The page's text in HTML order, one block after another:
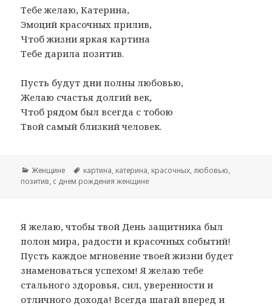
Тебе желаю, Катерина,
Эмоций красочных прилив,
Чтоб жизни яркая картина
Тебе дарила позитив.
Пусть будут дни полны любовью,
Желаю счастья долгий век,
Чтоб рядом был всегда с тобою
Твой самый близкий человек.
Рубрики
Женщине Метки
картина, катерина, красочных,любовью,
позитив, с днем рождения женщине
Я желаю, чтобы твой День защитника был
полон мира, радости и красочных событий!
Пусть каждое мгновение твоей жизни будет
знаменоваться успехом! Я желаю тебе
стального здоровья, сил, уверенности и
отличного дохода! Всегда шагай вперед и